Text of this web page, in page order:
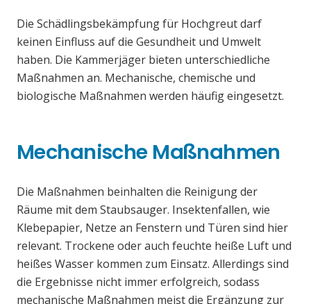
Die Schädlingsbekämpfung für Hochgreut darf
keinen Einfluss auf die Gesundheit und Umwelt
haben. Die Kammerjäger bieten unterschiedliche
Maßnahmen an. Mechanische, chemische und
biologische Maßnahmen werden häufig eingesetzt.
Mechanische Maßnahmen
Die Maßnahmen beinhalten die Reinigung der
Räume mit dem Staubsauger. Insektenfallen, wie
Klebepapier, Netze an Fenstern und Türen sind hier
relevant. Trockene oder auch feuchte heiße Luft und
heißes Wasser kommen zum Einsatz. Allerdings sind
die Ergebnisse nicht immer erfolgreich, sodass
mechanische Maßnahmen meist die Ergänzung zur